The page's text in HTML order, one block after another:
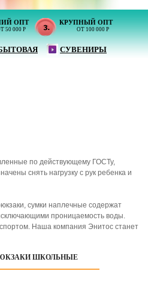
ОПТ
50 000 Р
КРУПНЫЙ ОПТ
ОТ 100 000 Р
СУВЕНИРЫ
по действующему ГОСТу,
снять нагрузку с рук ребенка и
сумки наплечные содержат
проницаемость воды.
Наша компания Энитос станет
ШКОЛЬНЫЕ